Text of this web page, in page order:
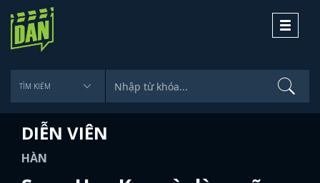
Toggle
DIỄN VIÊN
HÀN